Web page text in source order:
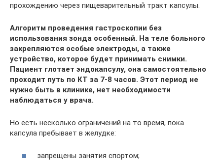
прохождению через пищеварительный тракт капсулы.
Алгоритм проведения гастроскопии без
использования зонда особенный. На теле больного
закрепляются особые электроды, а также
устройство, которое будет принимать снимки.
Пациент глотает эндокапсулу, она самостоятельно
проходит путь по КТ за 7-8 часов. Этот период не
нужно быть в клинике, нет необходимости
наблюдаться у врача.
Но есть несколько ограничений на то время, пока
капсула пребывает в желудке:
запрещены занятия спортом;